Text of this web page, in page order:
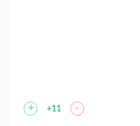
+ +11 -